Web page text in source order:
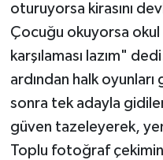
oturuyorsa kirasını
Çocuğu okuyorsa okul
karşılaması lazım"
ardından halk
sonra tek adayla
güven tazeleyerek,
Toplu fotoğraf